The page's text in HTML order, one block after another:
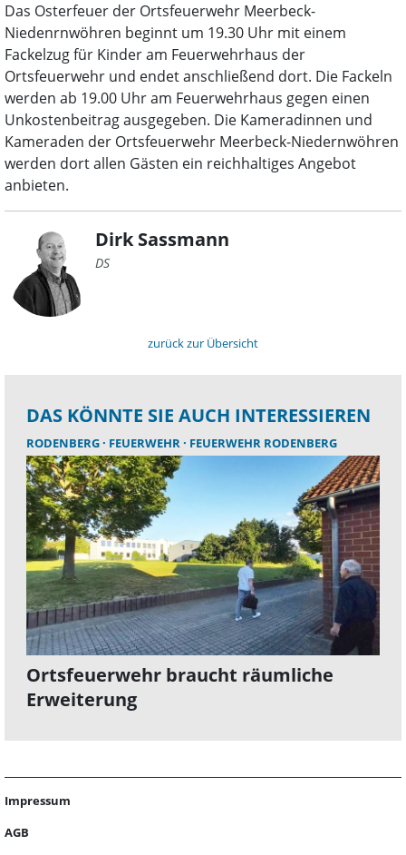
Das Osterfeuer der Ortsfeuerwehr Meerbeck-
Niedenrnwöhren beginnt um 19.30 Uhr mit einem
Fackelzug für Kinder am Feuerwehrhaus der
Ortsfeuerwehr und endet anschließend dort. Die Fackeln
werden ab 19.00 Uhr am Feuerwehrhaus gegen einen
Unkostenbeitrag ausgegeben. Die Kameradinnen und
Kameraden der Ortsfeuerwehr Meerbeck-Niedernwöhren
werden dort allen Gästen ein reichhaltiges Angebot
anbieten.
Dirk Sassmann
DS
zurück zur Übersicht
DAS KÖNNTE SIE AUCH INTERESSIEREN
RODENBERG FEUERWEHR FEUERWEHR RODENBERG
Ortsfeuerwehr braucht räumliche
Erweiterung
Impressum
AGB